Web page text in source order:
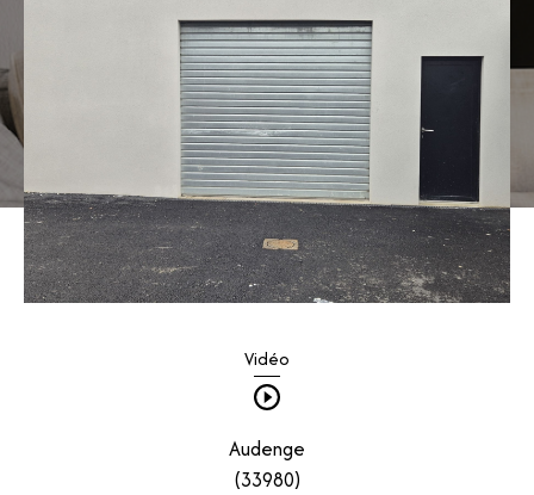
Vidéo
Audenge
(33980)